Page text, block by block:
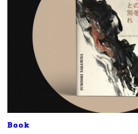
Book
TWEET LINE